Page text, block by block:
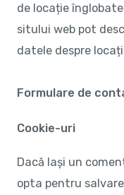
de locație
sitului web pot
datele despre
Formulare de
Cookie-uri
Dacă lași un
opta pentru